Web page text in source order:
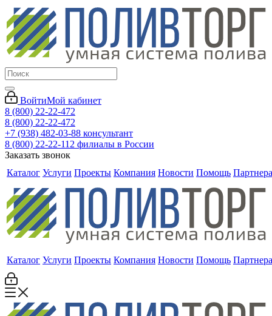
ВойтиМой кабинет
8 (800) 22-22-472
8 (800) 22-22-472
+7 (938) 482-03-88 консультант
8 (800) 22-22-112 филиалы в России
Заказать звонок
Каталог Услуги Проекты Компания Новости Помощь
Каталог Услуги Проекты Компания Новости Помощь